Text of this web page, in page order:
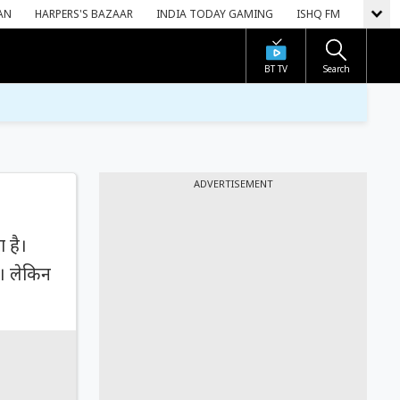
HARPERS'S BAZAAR INDIA TODAY GAMING ISHQ FM
BT TV Search
है।
लेकिन
ADVERTISEMENT